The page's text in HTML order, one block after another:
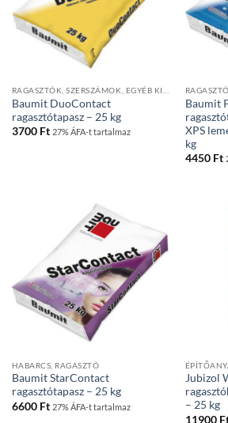
Baumit DuoContact
ragasztótapasz – 25 kg
3700 Ft 27% ÁFA-t tartalmaz
Baumit
XPS
kg
4450 Ft
HABARCS, RAGASZTÓ
Baumit StarContact
ragasztótapasz – 25 kg
6600 Ft 27% ÁFA-t tartalmaz
Jubizol
– 25 kg
11900